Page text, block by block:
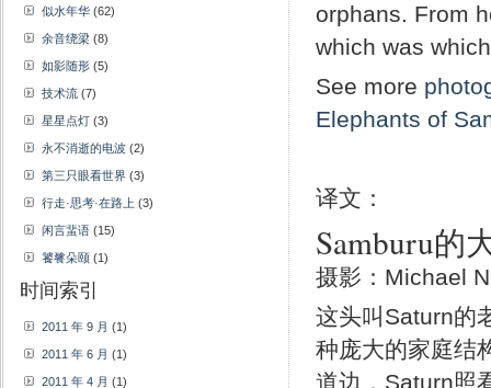
orphans. From
which was
See more
Elephants of
译文：
Samburu的
摄影：Michael
这头叫Saturn的
种庞大的家庭结
道边，Saturn照
似水年华 (62)
余音绕梁 (8)
如影随形 (5)
技术流 (7)
星星点灯 (3)
永不消逝的电波 (2)
第三只眼看世界 (3)
行走·思考·在路上 (3)
闲言蜚语 (15)
饕餮朵颐 (1)
时间索引
2011 年 9 月 (1)
2011 年 6 月 (1)
2011 年 4 月 (1)